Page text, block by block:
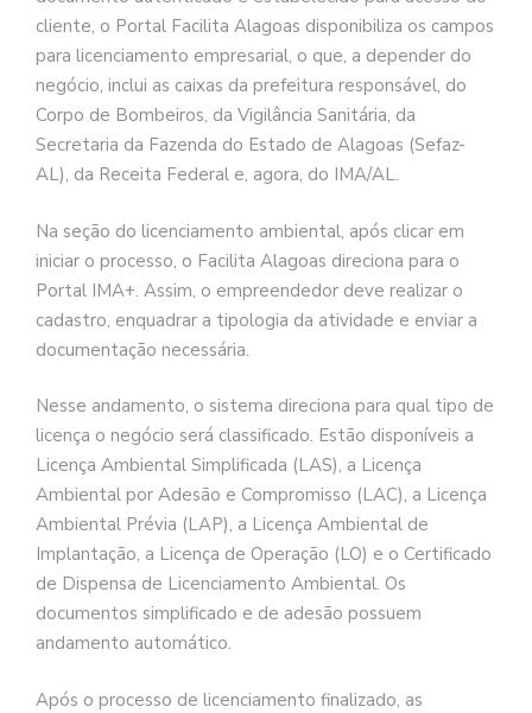
cliente, o Portal Facilita Alagoas disponibiliza os campos
para licenciamento empresarial, o que, a depender do
negócio, inclui as caixas da prefeitura responsável, do
Corpo de Bombeiros, da Vigilância Sanitária, da
Secretaria da Fazenda do Estado de Alagoas (Sefaz-
AL), da Receita Federal e, agora, do IMA/AL.
Na seção do licenciamento ambiental, após clicar em
iniciar o processo, o Facilita Alagoas direciona para o
Portal IMA+. Assim, o empreendedor deve realizar o
cadastro, enquadrar a tipologia da atividade e enviar a
documentação necessária.
Nesse andamento, o sistema direciona para qual tipo de
licença o negócio será classificado. Estão disponíveis a
Licença Ambiental Simplificada (LAS), a Licença
Ambiental por Adesão e Compromisso (LAC), a Licença
Ambiental Prévia (LAP), a Licença Ambiental de
Implantação, a Licença de Operação (LO) e o Certificado
de Dispensa de Licenciamento Ambiental. Os
documentos simplificado e de adesão possuem
andamento automático.
Após o processo de licenciamento finalizado, as